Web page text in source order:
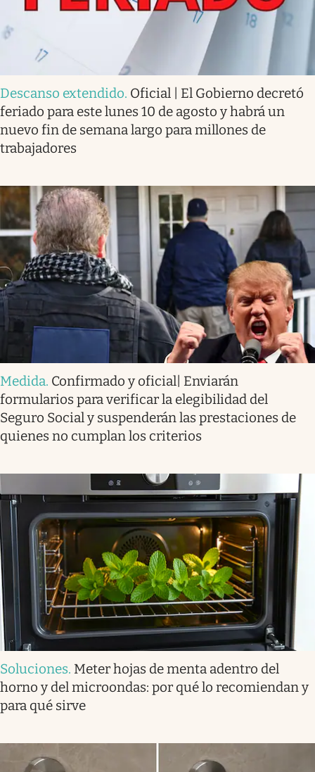
Descanso extendido. Oficial | El Gobierno decretó
feriado para este lunes 10 de agosto y habrá un
nuevo fin de semana largo para millones de
trabajadores
Medida. Confirmado y oficial| Enviarán
formularios para verificar la elegibilidad del
Seguro Social y suspenderán las prestaciones de
quienes no cumplan los criterios
Soluciones. Meter hojas de menta adentro del
horno y del microondas: por qué lo recomiendan y
para qué sirve